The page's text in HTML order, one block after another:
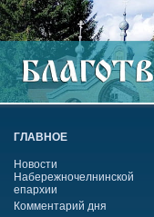
ГЛАВНОЕ
Новости
Набережночелнинской
епархии
Комментарий дня